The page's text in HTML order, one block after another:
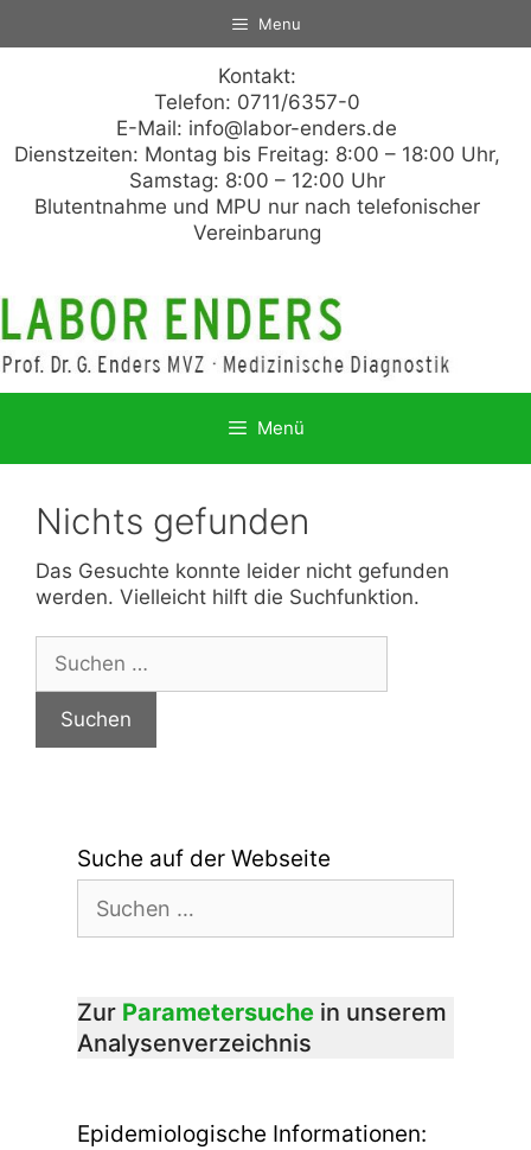
Menu
Kontakt:
Telefon: 0711/6357-0
E-Mail: info@labor-enders.de
Dienstzeiten: Montag bis Freitag: 8:00 – 18:00 Uhr,
Samstag: 8:00 – 12:00 Uhr
Blutentnahme und MPU nur nach telefonischer
Vereinbarung
Menü
Nichts gefunden
Das Gesuchte konnte leider nicht gefunden
werden. Vielleicht hilft die Suchfunktion.
nach:
Suche auf der Webseite
nach:
Zur Parametersuche in unserem
Analysenverzeichnis
Epidemiologische Informationen: